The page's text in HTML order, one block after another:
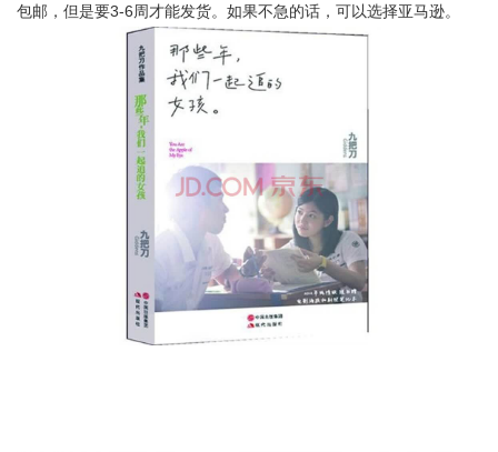
包邮，但是要3-6周才能发货。如果不急的话，可以选择亚马逊。